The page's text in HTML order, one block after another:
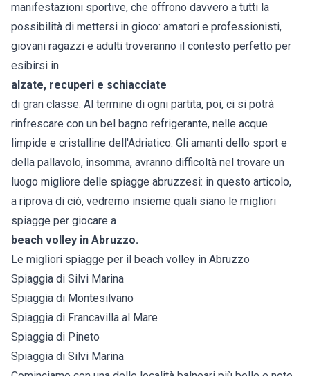
manifestazioni sportive, che offrono davvero a tutti la
possibilità di mettersi in gioco: amatori e professionisti,
giovani ragazzi e adulti troveranno il contesto perfetto per
esibirsi in
alzate, recuperi e schiacciate
di gran classe. Al termine di ogni partita, poi, ci si potrà
rinfrescare con un bel bagno refrigerante, nelle acque
limpide e cristalline dell'Adriatico. Gli amanti dello sport e
della pallavolo, insomma, avranno difficoltà nel trovare un
luogo migliore delle spiagge abruzzesi: in questo articolo,
a riprova di ciò, vedremo insieme quali siano le migliori
spiagge per giocare a
beach volley in Abruzzo.
Le migliori spiagge per il beach volley in Abruzzo
Spiaggia di Silvi Marina
Spiaggia di Montesilvano
Spiaggia di Francavilla al Mare
Spiaggia di Pineto
Spiaggia di Silvi Marina